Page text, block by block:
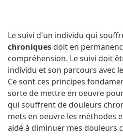
Le suivi d'un individu qui
chroniques doit en
compréhension. Le suivi doit
individu et son parcours avec
Ce sont ces principes
sorte de mettre en oeuvre
qui souffrent de douleurs
mets en oeuvre les méthodes
aidé à diminuer mes douleurs